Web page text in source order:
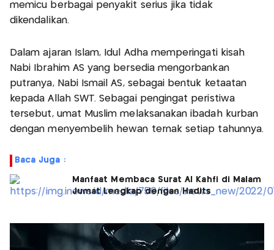
memicu berbagai penyakit serius jika tidak
dikendalikan.
Dalam ajaran Islam, Idul Adha memperingati kisah
Nabi Ibrahim AS yang bersedia mengorbankan
putranya, Nabi Ismail AS, sebagai bentuk ketaatan
kepada Allah SWT. Sebagai pengingat peristiwa
tersebut, umat Muslim melaksanakan ibadah kurban
dengan menyembelih hewan ternak setiap tahunnya.
Baca Juga :
Manfaat Membaca Surat Al Kahfi di Malam
Jumat Lengkap dengan Hadits